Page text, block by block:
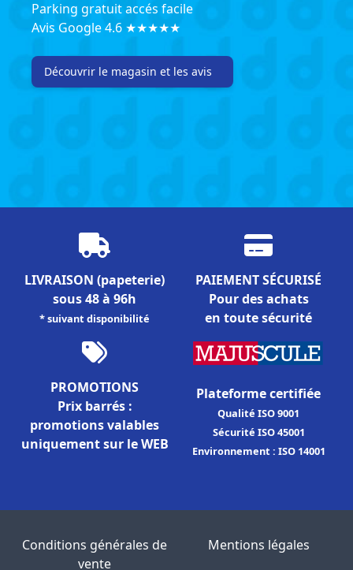
Parking gratuit accés facile
Avis Google 4.6 ★★★★★
Découvrir le magasin et les avis
LIVRAISON (papeterie)
sous 48 à 96h
* suivant disponibilité
PAIEMENT SÉCURISÉ
Pour des achats
en toute sécurité
PROMOTIONS
Prix barrés :
promotions valables
uniquement sur le WEB
Plateforme certifiée
Qualité ISO 9001
Sécurité ISO 45001
Environnement : ISO 14001
Conditions générales de
vente
Mentions légales